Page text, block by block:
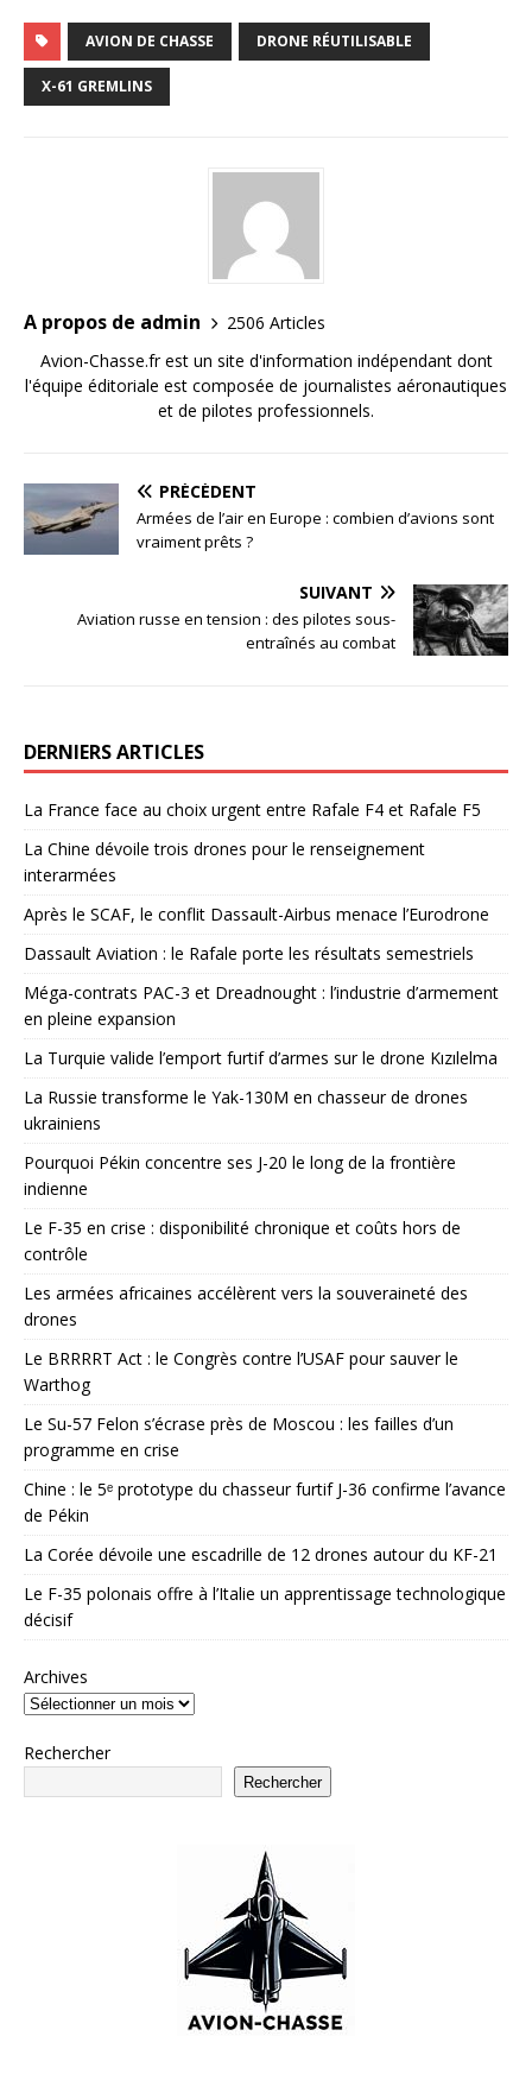
AVION DE CHASSE DRONE RÉUTILISABLE
X-61 GREMLINS
A propos de admin
2506 Articles
Avion-Chasse.fr est un site d'information indépendant dont
l'équipe éditoriale est composée de journalistes aéronautiques
et de pilotes professionnels.
PRÉCÉDENT
Armées de l’air en Europe : combien d’avions sont
vraiment prêts ?
SUIVANT
Aviation russe en tension : des pilotes sous-
entraînés au combat
DERNIERS ARTICLES
La France face au choix urgent entre Rafale F4 et Rafale F5
La Chine dévoile trois drones pour le renseignement
interarmées
Après le SCAF, le conflit Dassault-Airbus menace l’Eurodrone
Dassault Aviation : le Rafale porte les résultats semestriels
Méga-contrats PAC-3 et Dreadnought : l’industrie d’armement
en pleine expansion
La Turquie valide l’emport furtif d’armes sur le drone Kızılelma
La Russie transforme le Yak-130M en chasseur de drones
ukrainiens
Pourquoi Pékin concentre ses J-20 le long de la frontière
indienne
Le F-35 en crise : disponibilité chronique et coûts hors de
contrôle
Les armées africaines accélèrent vers la souveraineté des
drones
Le BRRRRT Act : le Congrès contre l’USAF pour sauver le
Warthog
Le Su-57 Felon s’écrase près de Moscou : les failles d’un
programme en crise
Chine : le 5ᵉ prototype du chasseur furtif J-36 confirme l’avance
de Pékin
La Corée dévoile une escadrille de 12 drones autour du KF-21
Le F-35 polonais offre à l’Italie un apprentissage technologique
décisif
Archives
Rechercher
Rechercher